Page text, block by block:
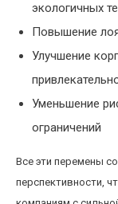
экологичных
Повышение
Улучшение
Уменьшение
ограничений
Все эти перемены
перспективности,